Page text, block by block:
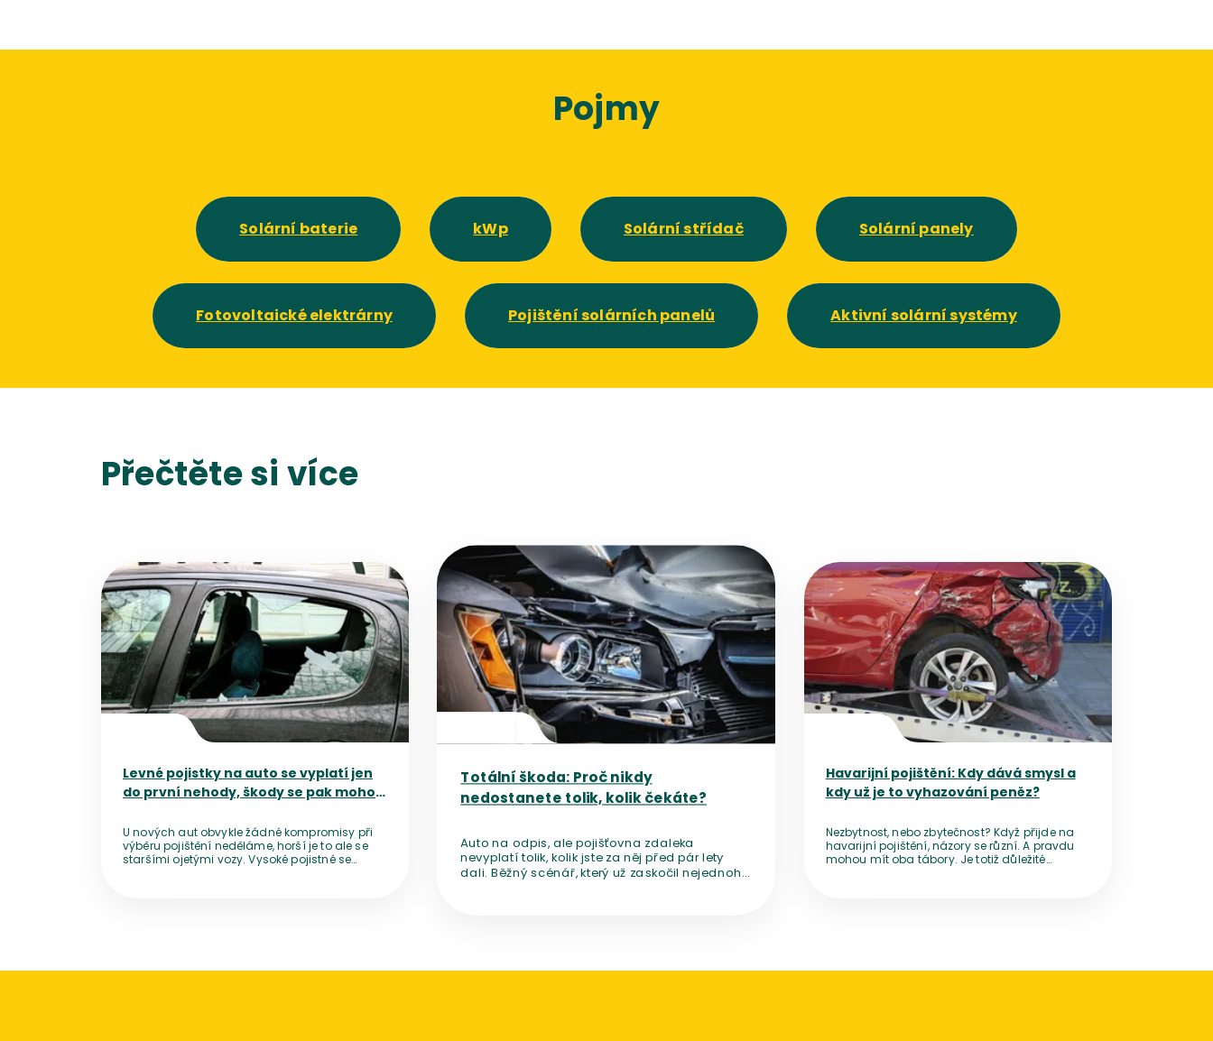
Pojmy
Solární baterie kWp Solární střídač Solární panely
Fotovoltaické elektrárny Pojištění solárních panelů Aktivní solární systémy
Přečtěte si více
Levné pojistky na auto se vyplatí jen
do první nehody, škody se pak mohou
U nových aut obvykle žádné kompromisy při
výběru pojištění neděláme, horší je to ale se
staršími ojetými vozy. Vysoké pojistné se
Přejít na detail článku
Totální škoda: Proč nikdy
nedostanete tolik, kolik čekáte?
Auto na odpis, ale pojišťovna zdaleka
nevyplatí tolik, kolik jste za něj před pár lety
dali. Běžný scénář, který už zaskočil nejednoho
Přejít na detail článku
Havarijní pojištění: Kdy dává smysl a
kdy už je to vyhazování peněz?
Nezbytnost, nebo zbytečnost? Když přijde na
havarijní pojištění, názory se různí. A pravdu
mohou mít oba tábory. Je totiž důležité
Přejít na detail článku